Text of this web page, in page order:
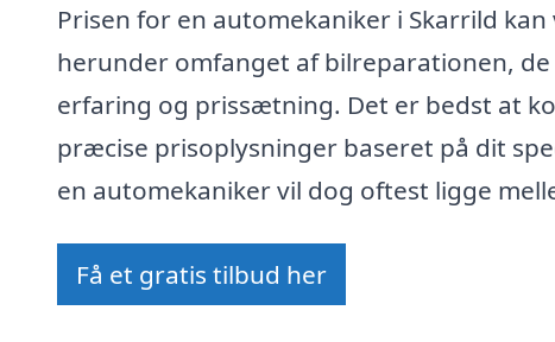
Prisen for en automekaniker i Skarrild
herunder omfanget af bilreparationen,
erfaring og prissætning. Det er bedst at
præcise prisoplysninger baseret på dit
en automekaniker vil dog oftest ligge
Få et gratis tilbud her